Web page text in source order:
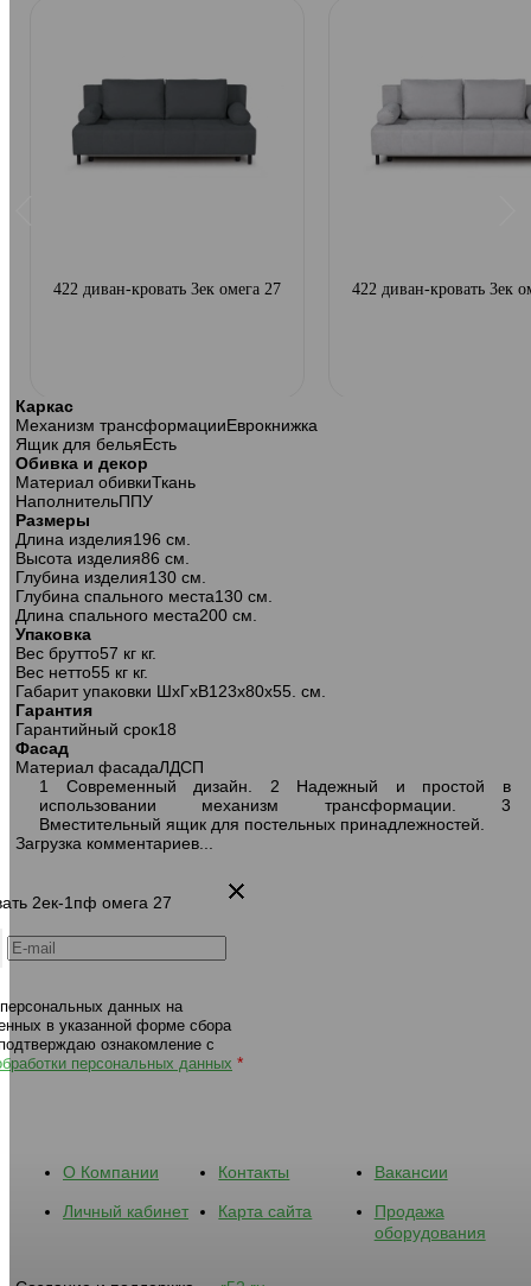
422 диван-кровать 3ек омега 27 422 диван-кровать 3ек
422 диван-кровать 2ек-1пф омега 27
Каркас
Механизм трансформацииЕврокнижка
Ящик для бельяЕсть
Обивка и декор
Материал обивкиТкань
НаполнительППУ
Размеры
Длина изделия196 см.
Высота изделия86 см.
Глубина изделия130 см.
Глубина спального места130 см.
Длина спального места200 см.
Упаковка
Вес брутто57 кг кг.
Вес нетто55 кг кг.
Габарит упаковки ШхГхВ123х80х55. см.
Гарантия
Гарантийный срок18
Фасад
Материал фасадаЛДСП
1 Современный дизайн. 2 Надежный и простой в
использовании механизм трансформации. 3
Вместительный ящик для постельных принадлежностей.
Загрузка комментариев...
2ек-1пф омега 27
данных на
в указанной форме сбора
ознакомление с
персональных данных *
О Компании Контакты Вакансии
Личный кабинет Карта сайта
Продажа
оборудования